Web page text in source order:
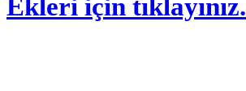
Ekleri için tıklayınız.